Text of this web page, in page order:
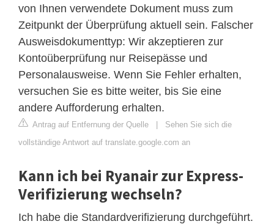
von Ihnen verwendete Dokument muss zum
Zeitpunkt der Überprüfung aktuell sein. Falscher
Ausweisdokumenttyp: Wir akzeptieren zur
Kontoüberprüfung nur Reisepässe und
Personalausweise. Wenn Sie Fehler erhalten,
versuchen Sie es bitte weiter, bis Sie eine
andere Aufforderung erhalten.
Antrag auf Entfernung der Quelle | Sehen Sie sich die
vollständige Antwort auf translate.google.com an
Kann ich bei Ryanair zur Express-
Verifizierung wechseln?
Ich habe die Standardverifizierung durchgeführt.